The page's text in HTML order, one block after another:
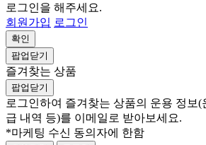
로그인을 해주세요.
회원가입 로그인
확인
팝업닫기
즐겨찾는 상품
팝업닫기
로그인하여 즐겨찾는 상품의 운용 정보(
급 내역 등)를 이메일로 받아보세요.
*마케팅 수신 동의자에 한함